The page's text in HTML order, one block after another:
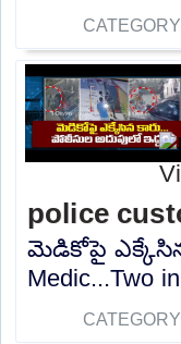
police
మెడికోపై ఎక్కేసిన
Medic...Two